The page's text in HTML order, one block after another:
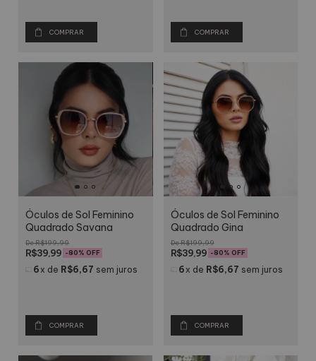
COMPRAR COMPRAR
Óculos de Sol Feminino
Quadrado Savana
R$199,99
R$39,99 -80% OFF
6 x de R$6,67 sem juros
COMPRAR
Óculos de Sol Feminino
Quadrado Gina
R$199,99
R$39,99 -80% OFF
6 x de R$6,67 sem juros
COMPRAR